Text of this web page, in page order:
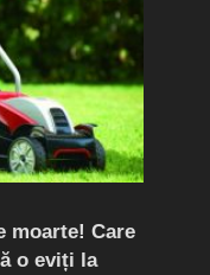
moarte! Care
o eviți la